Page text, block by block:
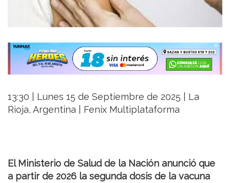
13:30 | Lunes 15 de Septiembre de 2025 | La
Rioja, Argentina | Fenix Multiplataforma
El Ministerio de Salud de la Nación anunció que
a partir de 2026 la segunda dosis de la vacuna